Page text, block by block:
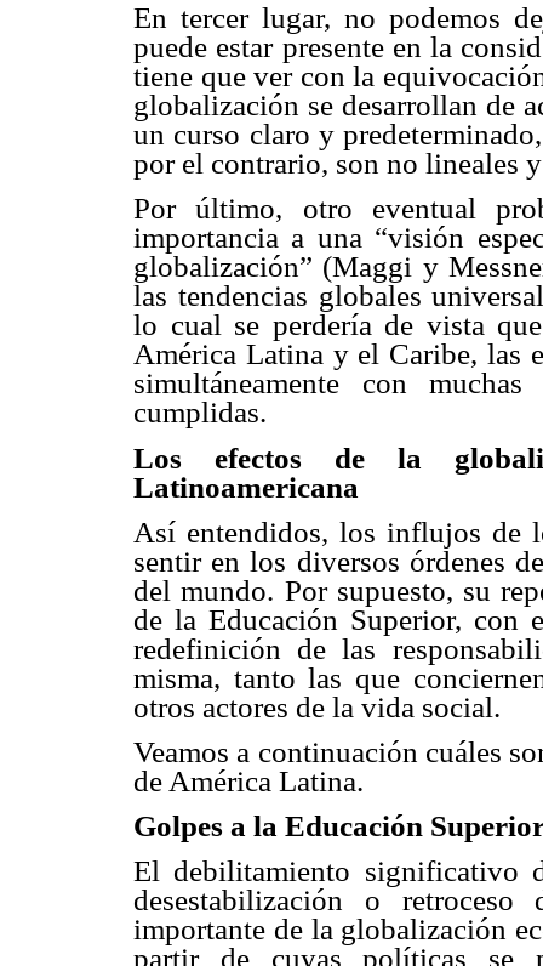
En tercer lugar, no podemos
puede estar presente en la
tiene que ver con la
globalización se desarrollan de
un curso claro y
por el contrario, son no lineales
Por último, otro eventual
importancia a una “visión
globalización” (Maggi y
las tendencias globales
lo cual se perdería de vista
América Latina y el Caribe, las
simultáneamente con
cumplidas.
Los efectos de la
Latinoamericana
Así entendidos, los influjos de
sentir en los diversos órdenes
del mundo. Por supuesto, su
de la Educación Superior, con
redefinición de las
misma, tanto las que
otros actores de la vida social.
Veamos a continuación cuáles
de América Latina.
Golpes a la Educación
El debilitamiento significativo
desestabilización o
importante de la globalización
partir de cuyas políticas se